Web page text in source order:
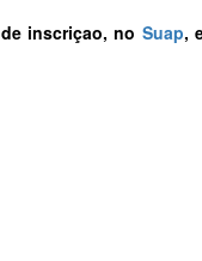
inscriçao, no Suap,